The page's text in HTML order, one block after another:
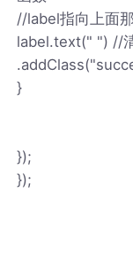
//label指向上面
label.text(" ") //
}
});
});